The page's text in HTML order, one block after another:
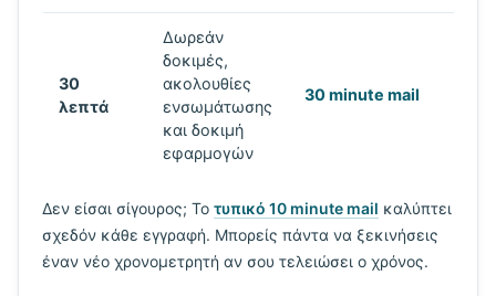
30
λεπτά
Δωρεάν
δοκιμές,
ακολουθίες
ενσωμάτωσης
και δοκιμή
εφαρμογών
30 minute mail
Δεν είσαι σίγουρος; Το τυπικό 10 minute mail καλύπτει
σχεδόν κάθε εγγραφή. Μπορείς πάντα να ξεκινήσεις
έναν νέο χρονομετρητή αν σου τελειώσει ο χρόνος.